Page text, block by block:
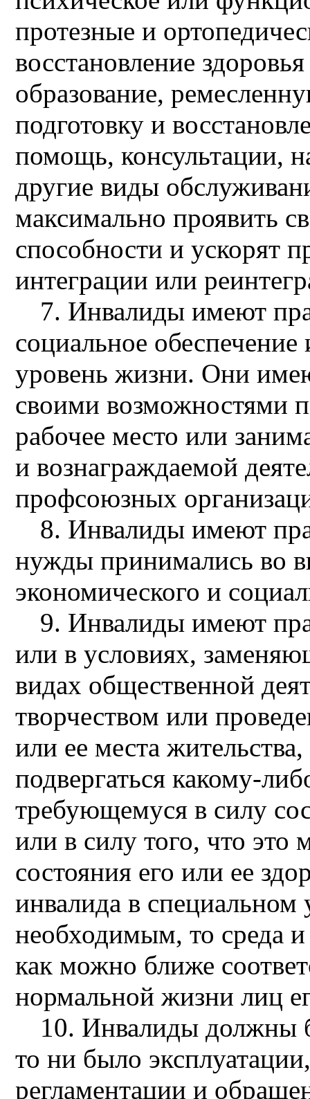
протезные и
восстановление
образование,
подготовку и
помощь, консультации,
другие виды
максимально проявить
способности и ускорят
интеграции или
7. Инвалиды имеют
социальное
уровень жизни. Они
своими возможностями
рабочее место или
и вознаграждаемой
профсоюзных
8. Инвалиды имеют
нужды принимались во
экономического и
9. Инвалиды имеют
или в условиях,
видах общественной
творчеством или
или ее места
подвергаться какому-
требующемуся в силу
или в силу того, что
состояния его или ее
инвалида в специальном
необходимым, то среда
как можно ближе
нормальной жизни лиц
10. Инвалиды должны
то ни было
регламентации и